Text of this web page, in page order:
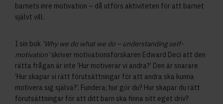
barnets inre motivation – då utförs aktiviteten för att barnet
självt vill.
I sin bok ’Why we do what we do – understanding self-
motivation’skriver motivationsforskaren Edward Deci att den
rätta frågan är inte ’Hur motiverar vi andra?’ Den är snarare
’Hur skapar vi rätt förutsättningar för att andra ska kunna
motivera sig själva?’. Fundera; hur gör du? Hur skapar du rätt
förutsättningar för att ditt barn ska finna sitt eget driv?